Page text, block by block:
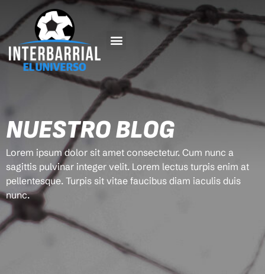
NUESTRO BLOG
Lorem ipsum dolor sit amet consectetur. Cum nunc a
sagittis pulvinar integer velit. Lorem lectus turpis enim at
pellentesque. Turpis sit vitae faucibus diam iaculis duis
nunc.